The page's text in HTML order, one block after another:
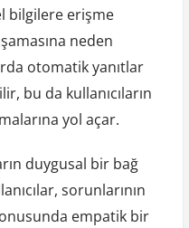
bilgilere erişme
neden
otomatik yanıtlar
bu da kullanıcıların
yol açar.
duygusal bir bağ
sorunlarının
empatik bir